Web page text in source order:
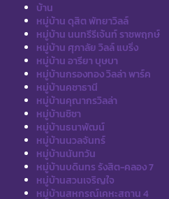
บ้าน
หมู่บ้าน ดุสิต พัทยาวิลล์
หมู่บ้าน นนทรีรีเจ้นท์ ราชพฤกษ์
หมู่บ้าน ศุภาลัย วิลล์ แบริ่ง
หมู่บ้าน อารียา บุษบา
หมู่บ้านกรองทอง วิลล่า พาร์ค
หมู่บ้านคชาธานี
หมู่บ้านคุณากรวิลล่า
หมู่บ้านชิชา
หมู่บ้านธนาพัฒน์
หมู่บ้านนวลจันทร์
หมู่บ้านนันทวัน
หมู่บ้านบดินทร รังสิต-คลอง 7
หมู่บ้านสวนเจริญใจ
หมู่บ้านสหกรณ์เคหะสถาน 4